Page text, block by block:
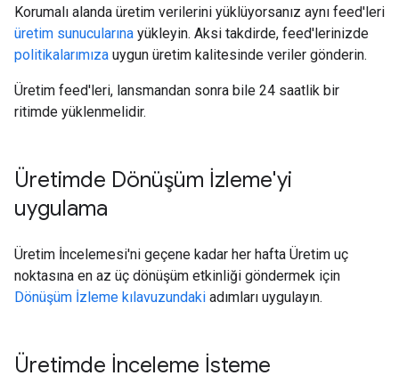
Korumalı alanda üretim verilerini yüklüyorsanız aynı feed'leri
üretim sunucularına yükleyin. Aksi takdirde, feed'lerinizde
politikalarımıza uygun üretim kalitesinde veriler gönderin.
Üretim feed'leri, lansmandan sonra bile 24 saatlik bir
ritimde yüklenmelidir.
Üretimde Dönüşüm İzleme'yi
uygulama
Üretim İncelemesi'ni geçene kadar her hafta Üretim uç
noktasına en az üç dönüşüm etkinliği göndermek için
Dönüşüm İzleme kılavuzundaki adımları uygulayın.
Üretimde İnceleme İsteme